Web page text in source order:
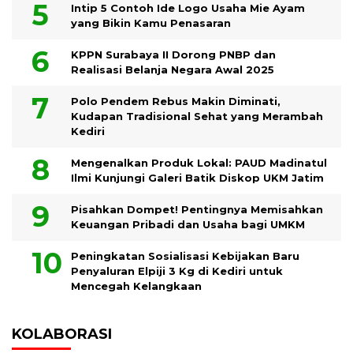
Intip 5 Contoh Ide Logo Usaha Mie Ayam
yang Bikin Kamu Penasaran
KPPN Surabaya II Dorong PNBP dan
Realisasi Belanja Negara Awal 2025
Polo Pendem Rebus Makin Diminati,
Kudapan Tradisional Sehat yang Merambah
Kediri
Mengenalkan Produk Lokal: PAUD Madinatul
Ilmi Kunjungi Galeri Batik Diskop UKM Jatim
Pisahkan Dompet! Pentingnya Memisahkan
Keuangan Pribadi dan Usaha bagi UMKM
Peningkatan Sosialisasi Kebijakan Baru
Penyaluran Elpiji 3 Kg di Kediri untuk
Mencegah Kelangkaan
KOLABORASI